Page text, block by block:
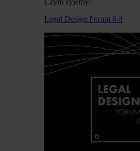
Legal Design Forum 6.0